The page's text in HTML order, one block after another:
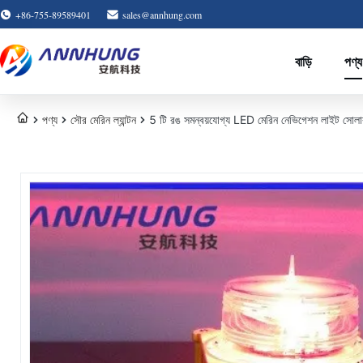
+86-755-89589401 sales@annhung.com
বাড়ি পণ্য
পণ্য সৌর মেরিন ল্যান্টন 5 টি রঙ সমন্বয়যোগ্য LED মেরিন নেভিগেশন লাইট